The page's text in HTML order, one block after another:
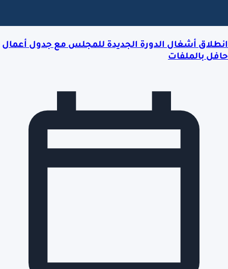
انطلاق أشغال الدورة الجديدة للمجلس مع جدول أعمال
حافل بالملفات